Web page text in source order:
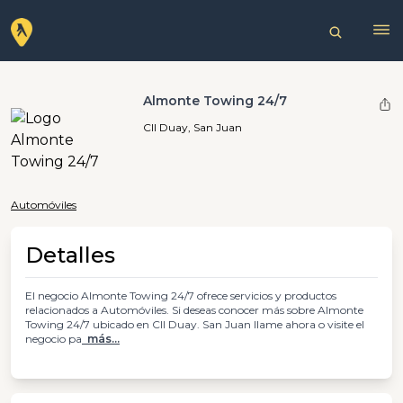
Almonte Towing 24/7
CII Duay, San Juan
Automóviles
Detalles
El negocio Almonte Towing 24/7 ofrece servicios y productos
relacionados a Automóviles. Si deseas conocer más sobre Almonte
Towing 24/7 ubicado en CII Duay. San Juan llame ahora o visite el
negocio pa más...